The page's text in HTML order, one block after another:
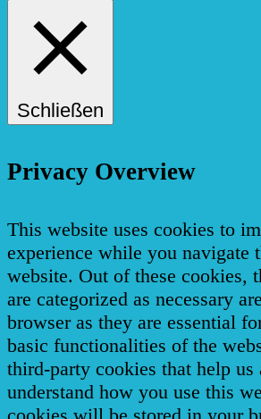
Schließen
Privacy Overview
This website uses cookies to
experience while you navigate
website. Out of these cookies,
are categorized as necessary
browser as they are essential
basic functionalities of the
third-party cookies that help us
understand how you use this